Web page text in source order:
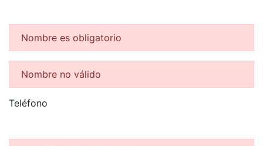
Nombre es obligatorio
Nombre no válido
Teléfono